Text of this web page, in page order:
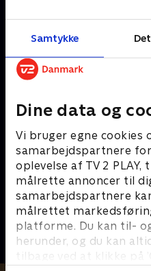
Samtykke
Dine data og
Vi bruger egne cookies
samarbejdspartnere
oplevelse af TV 2
målrette annoncer til
samarbejdspartnere
målrettet
platforme. Du kan til-
herunder, og du kan
tilbage ved at klikke på
Andre så også
KLEMT
Komedie • 1 sæsoner